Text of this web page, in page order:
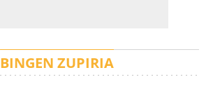
BINGEN ZUPIRIA